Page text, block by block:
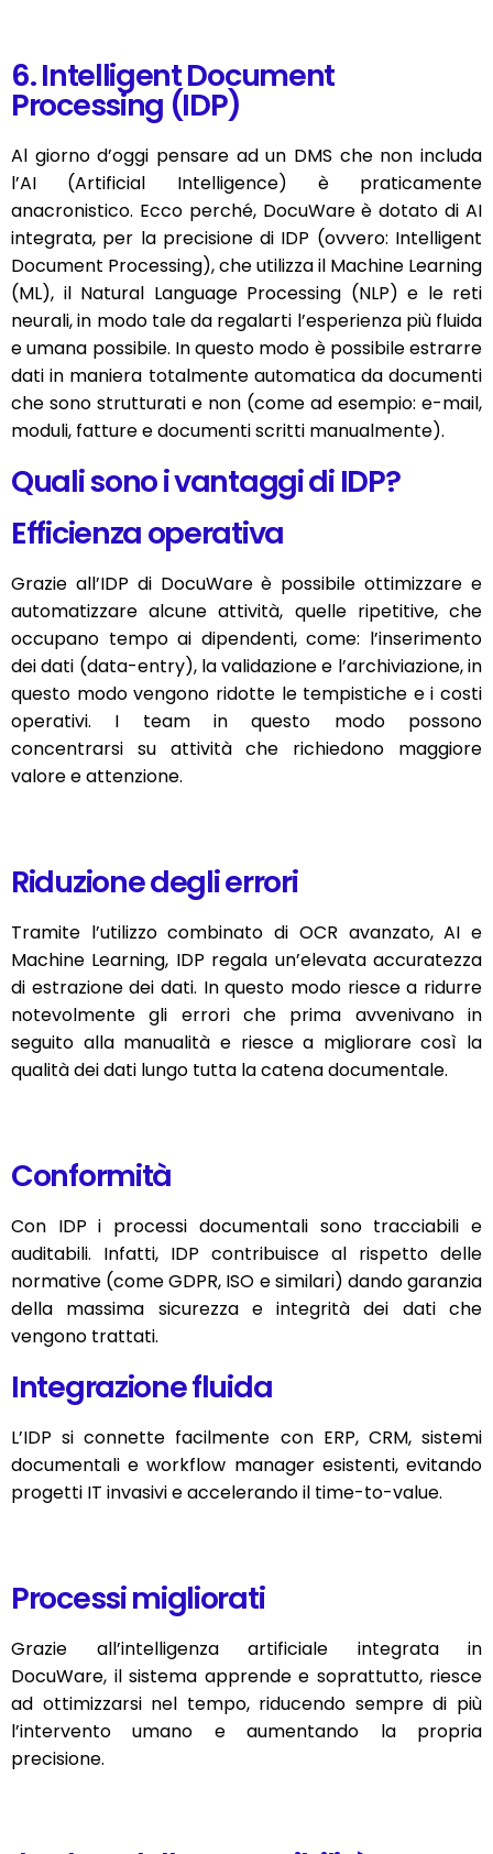
6. Intelligent Document
Processing (IDP)
Al giorno d’oggi pensare ad un DMS che non includa
l’AI (Artificial Intelligence) è praticamente
anacronistico. Ecco perché, DocuWare è dotato di AI
integrata, per la precisione di IDP (ovvero: Intelligent
Document Processing), che utilizza il Machine Learning
(ML), il Natural Language Processing (NLP) e le reti
neurali, in modo tale da regalarti l’esperienza più fluida
e umana possibile. In questo modo è possibile estrarre
dati in maniera totalmente automatica da documenti
che sono strutturati e non (come ad esempio: e-mail,
moduli, fatture e documenti scritti manualmente).
Quali sono i vantaggi di IDP?
Efficienza operativa
Grazie all’IDP di DocuWare è possibile ottimizzare e
automatizzare alcune attività, quelle ripetitive, che
occupano tempo ai dipendenti, come: l’inserimento
dei dati (data-entry), la validazione e l’archiviazione, in
questo modo vengono ridotte le tempistiche e i costi
operativi. I team in questo modo possono
concentrarsi su attività che richiedono maggiore
valore e attenzione.
Riduzione degli errori
Tramite l’utilizzo combinato di OCR avanzato, AI e
Machine Learning, IDP regala un’elevata accuratezza
di estrazione dei dati. In questo modo riesce a ridurre
notevolmente gli errori che prima avvenivano in
seguito alla manualità e riesce a migliorare così la
qualità dei dati lungo tutta la catena documentale.
Conformità
Con IDP i processi documentali sono tracciabili e
auditabili. Infatti, IDP contribuisce al rispetto delle
normative (come GDPR, ISO e similari) dando garanzia
della massima sicurezza e integrità dei dati che
vengono trattati.
Integrazione fluida
L’IDP si connette facilmente con ERP, CRM, sistemi
documentali e workflow manager esistenti, evitando
progetti IT invasivi e accelerando il time-to-value.
Processi migliorati
Grazie all’intelligenza artificiale integrata in
DocuWare, il sistema apprende e soprattutto, riesce
ad ottimizzarsi nel tempo, riducendo sempre di più
l’intervento umano e aumentando la propria
precisione.